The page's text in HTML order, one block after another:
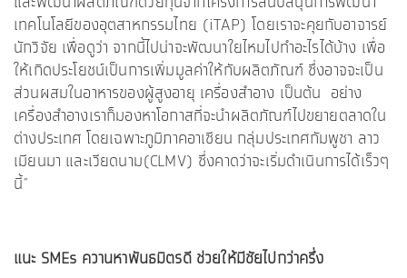
เทคโนโลยีของอุตสาหกรรมไทย (iTAP) โดยเราจะคุยกับอาจารย์
นักวิจัย เพื่อดูว่า จากนี้ไปน่าจะพัฒนาใยไหมไปทำอะไรได้บ้าง เพื่อ
ให้เกิดประโยชน์เป็นการเพิ่มมูลค่าให้กับผลิตภัณฑ์ ซึ่งอาจจะเป็น
ส่วนผสมในอาหารของผู้สูงอายุ เครื่องสำอาง เป็นต้น อย่าง
เครื่องสำอางเราก็มองหาโอกาสที่จะนำผลิตภัณฑ์ไปขยายตลาดใน
ต่างประเทศ โดยเฉพาะภูมิภาคอาเซียน กลุ่มประเทศกัมพูชา ลาว
เมียนมา และเวียดนาม(CLMV) ซึ่งคาดว่าจะเริ่มดำเนินการได้เร็วๆ
นี้”
แนะ SMEs ควานหาพันธมิตรดี ช่วยให้มีชัยไปกว่าครึ่ง